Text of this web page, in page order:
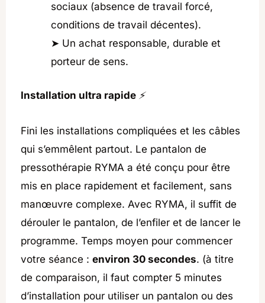
sociaux (absence de travail forcé,
conditions de travail décentes).
➤ Un achat responsable, durable et
porteur de sens.
Installation ultra rapide ⚡
Fini les installations compliquées et les câbles
qui s’emmêlent partout. Le pantalon de
pressothérapie RYMA a été conçu pour être
mis en place rapidement et facilement, sans
manœuvre complexe. Avec RYMA, il suffit de
dérouler le pantalon, de l’enfiler et de lancer le
programme. Temps moyen pour commencer
votre séance : environ 30 secondes. (à titre
de comparaison, il faut compter 5 minutes
d’installation pour utiliser un pantalon ou des